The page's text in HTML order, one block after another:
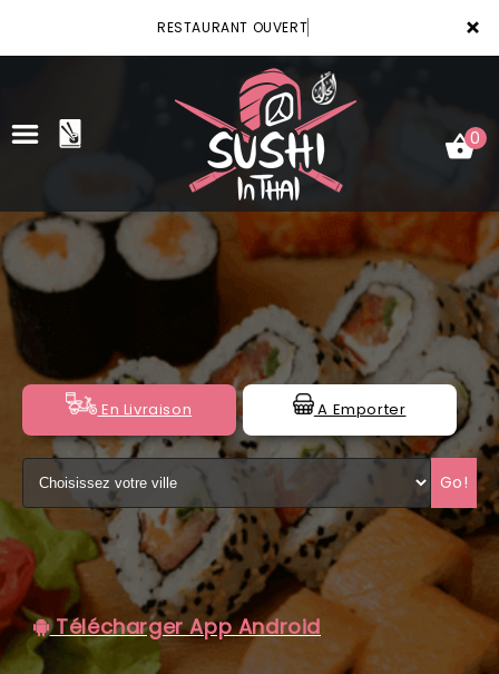
×
RESTAURANT OUVERT
ACCUEIL
VOTRE COMPTE
NOTRE RESTAURANT
VOS AVIS
MENTIONS LÉGALES
C.G.V
0
En Livraison A Emporter
Go!
Télécharger App Android